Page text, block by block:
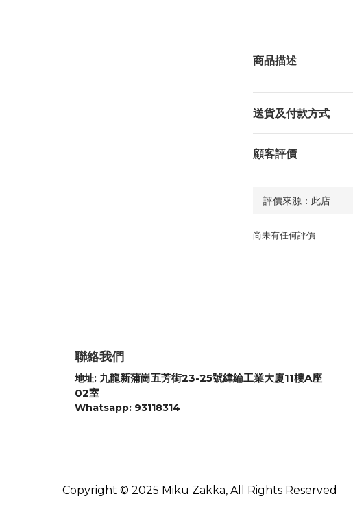
商品描述
送貨及付款方式
顧客評價
尚未有任何評價
聯絡我們
地址: 九龍新蒲崗五芳街23-25號緯綸工業大廈11樓A座
02室
Whatsapp: 93118314
Copyright © 2025 Miku Zakka, All Rights Reserved